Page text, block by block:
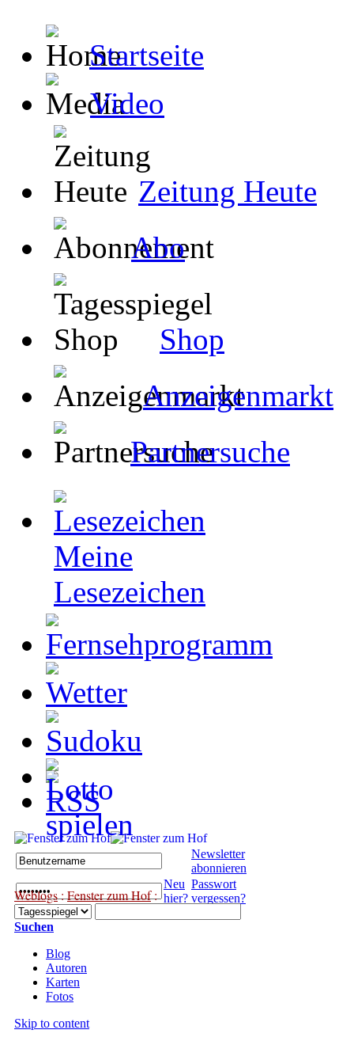
Startseite
Video
Zeitung Heute
Abo
Shop
Anzeigenmarkt
Partnersuche
Meine
Lesezeichen
Newsletter
abonnieren
Neu
hier?
Passwort
vergessen?
Weblogs:Fenster zum Hof:
Suchen
Blog
Autoren
Karten
Fotos
Skip to content